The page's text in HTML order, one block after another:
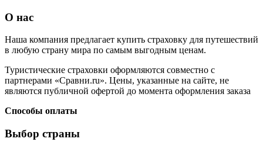
О нас
Наша компания предлагает купить страховку для путешествий
в любую страну мира по самым выгодным ценам.
Туристические страховки оформляются совместно с
партнерами «Сравни.ru». Цены, указанные на сайте, не
являются публичной офертой до момента оформления заказа
Способы оплаты
Выбор страны